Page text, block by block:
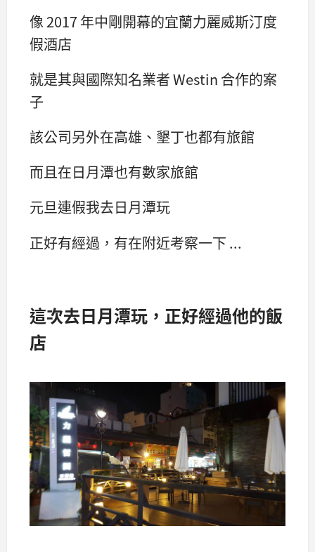
像 2017 年中剛開幕的宜蘭力麗威斯汀度
假酒店
就是其與國際知名業者 Westin 合作的案
子
該公司另外在高雄、墾丁也都有旅館
而且在日月潭也有數家旅館
元旦連假我去日月潭玩
正好有經過，有在附近考察一下 ...
這次去日月潭玩，正好經過他的飯
店